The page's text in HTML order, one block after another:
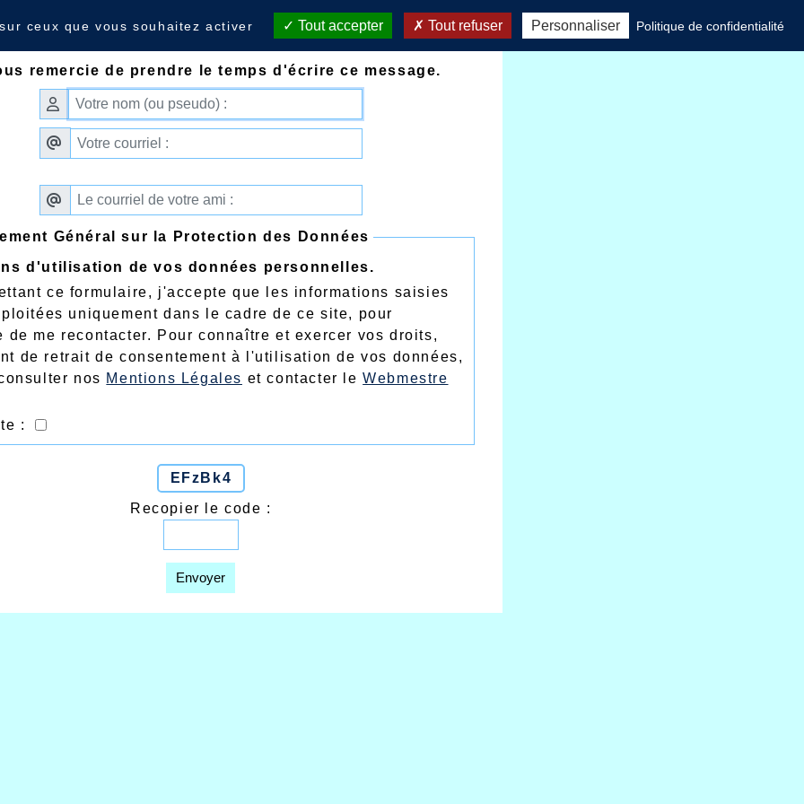
ce site à un ami
remercie de prendre le temps d'écrire ce message.
Général sur la Protection des Données
d'utilisation de vos données personnelles.
ce formulaire, j'accepte que les informations saisies
uniquement dans le cadre de ce site, pour
de me recontacter. Pour connaître et exercer vos droits,
de retrait de consentement à l'utilisation de vos données,
nos Mentions Légales et contacter leWebmestre
:
EFzBk4
Recopier le code :
Envoyer
ceux que vous souhaitez activer Tout accepter Tout refuser Personnaliser Politique de confidentialité